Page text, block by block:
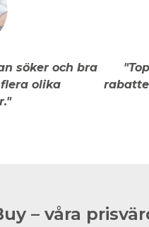
söker och bra
olika
– våra